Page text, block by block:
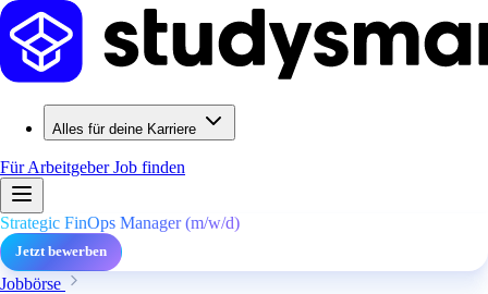
Alles für deine Karriere
Für ArbeitgeberJob finden
Strategic FinOps Manager (m/w/d)
Jetzt bewerben
Jobbörse